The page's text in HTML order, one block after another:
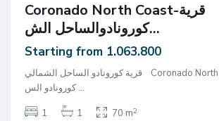
Coronado North Coast-قرية
كورونادوالساحل الش...
Starting from 1.063.800
قرية كورونادو الساحل الشمالي Coronado North Coast قرية
...
1
1 70 m2